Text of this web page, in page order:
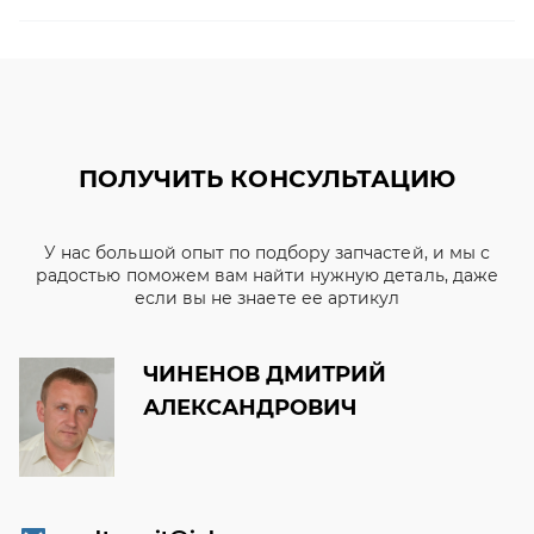
ПОЛУЧИТЬ КОНСУЛЬТАЦИЮ
У нас большой опыт по подбору запчастей, и мы с
радостью поможем вам найти нужную деталь, даже
если вы не знаете ее артикул
ЧИНЕНОВ ДМИТРИЙ
АЛЕКСАНДРОВИЧ